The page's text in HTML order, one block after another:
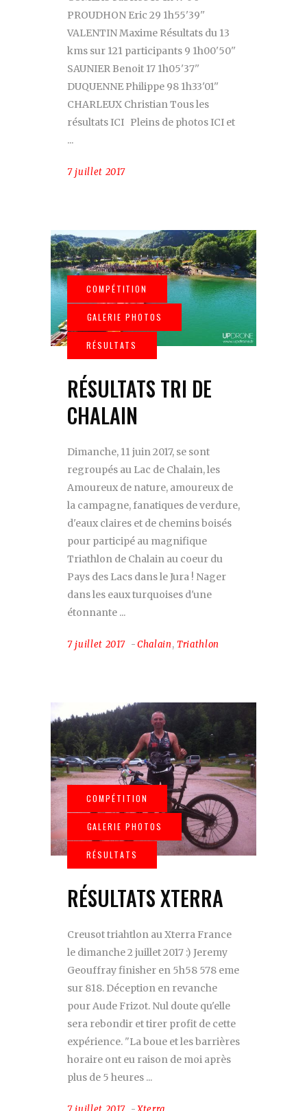
PROUDHON Eric 29 1h55'39''
VALENTIN Maxime Résultats du 13
kms sur 121 participants 9 1h00'50''
SAUNIER Benoit 17 1h05'37''
DUQUENNE Philippe 98 1h33'01''
CHARLEUX Christian Tous les
résultats ICI Pleins de photos ICI et
7 juillet 2017
RÉSULTATS TRI DE
CHALAIN
Dimanche, 11 juin 2017, se sont
regroupés au Lac de Chalain, les
Amoureux de nature, amoureux de
la campagne, fanatiques de verdure,
d'eaux claires et de chemins boisés
pour participé au magnifique
Triathlon de Chalain au coeur du
Pays des Lacs dans le Jura ! Nager
dans les eaux turquoises d'une
étonnante
7 juillet 2017 Chalain, Triathlon
RÉSULTATS XTERRA
Creusot triahtlon au Xterra France
le dimanche 2 juillet 2017 :) Jeremy
Geouffray finisher en 5h58 578 eme
sur 818. Déception en revanche
pour Aude Frizot. Nul doute qu'elle
sera rebondir et tirer profit de cette
expérience. "La boue et les barrières
horaire ont eu raison de moi après
plus de 5 heures